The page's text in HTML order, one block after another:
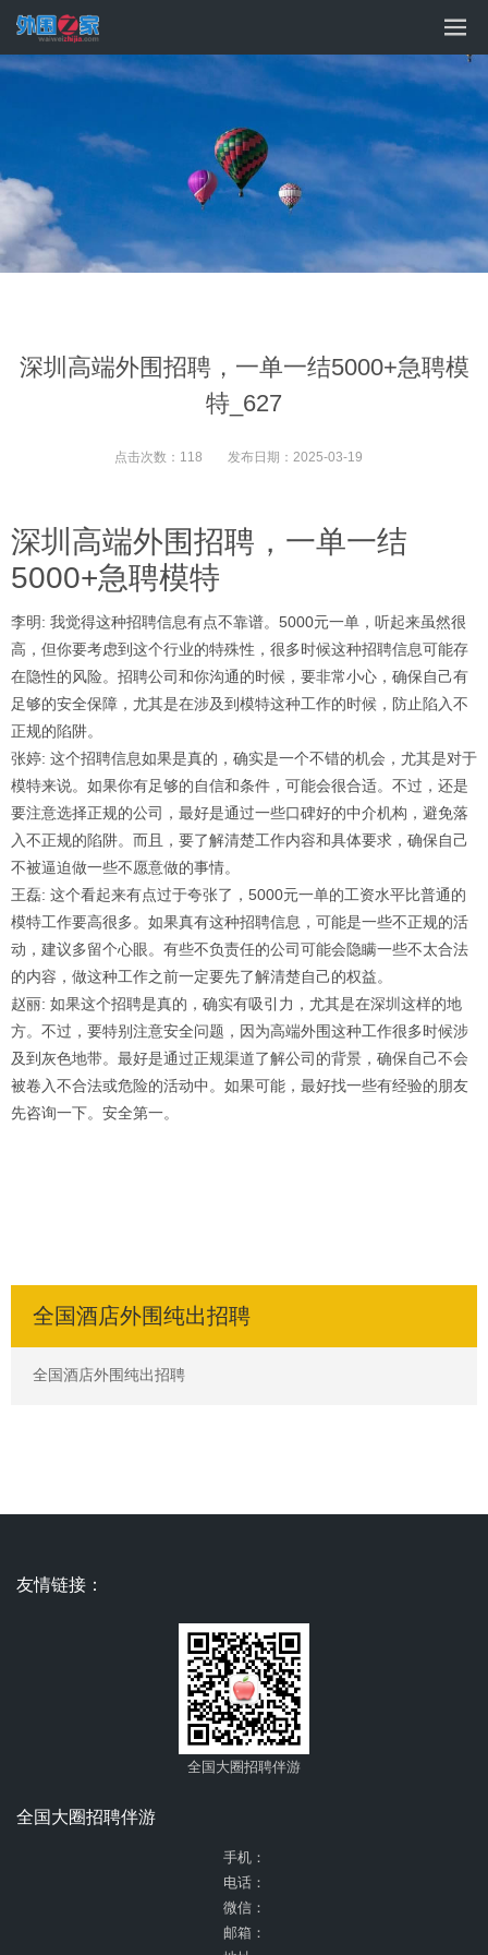
深圳高端外围招聘，一单一结5000+急聘模
特_627
点击次数： 118 发布日期： 2025-03-19
深圳高端外围招聘，一单一结
5000+急聘模特
李明: 我觉得这种招聘信息有点不靠谱。5000元一单，听起来虽然很
高，但你要考虑到这个行业的特殊性，很多时候这种招聘信息可能存
在隐性的风险。招聘公司和你沟通的时候，要非常小心，确保自己有
足够的安全保障，尤其是在涉及到模特这种工作的时候，防止陷入不
正规的陷阱。
张婷: 这个招聘信息如果是真的，确实是一个不错的机会，尤其是对于
模特来说。如果你有足够的自信和条件，可能会很合适。不过，还是
要注意选择正规的公司，最好是通过一些口碑好的中介机构，避免落
入不正规的陷阱。而且，要了解清楚工作内容和具体要求，确保自己
不被逼迫做一些不愿意做的事情。
王磊: 这个看起来有点过于夸张了，5000元一单的工资水平比普通的
模特工作要高很多。如果真有这种招聘信息，可能是一些不正规的活
动，建议多留个心眼。有些不负责任的公司可能会隐瞒一些不太合法
的内容，做这种工作之前一定要先了解清楚自己的权益。
赵丽: 如果这个招聘是真的，确实有吸引力，尤其是在深圳这样的地
方。不过，要特别注意安全问题，因为高端外围这种工作很多时候涉
及到灰色地带。最好是通过正规渠道了解公司的背景，确保自己不会
被卷入不合法或危险的活动中。如果可能，最好找一些有经验的朋友
先咨询一下。安全第一。
全国酒店外围纯出招聘
全国酒店外围纯出招聘
友情链接：
全国大圈招聘伴游
全国大圈招聘伴游
手机：
电话：
微信：
邮箱：